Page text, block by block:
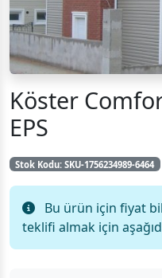
Köster
EPS
Stok Kodu: SKU-1756234989-6464
Bu ürün için fiyat
teklifi almak için